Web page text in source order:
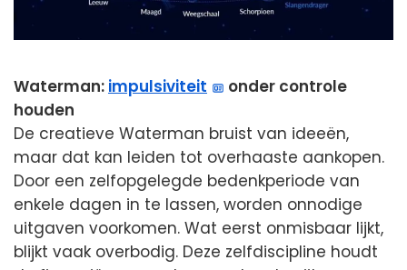
Waterman: impulsiviteit
onder controle
houden
De creatieve Waterman bruist van ideeën,
maar dat kan leiden tot overhaaste aankopen.
Door een zelfopgelegde bedenkperiode van
enkele dagen in te lassen, worden onnodige
uitgaven voorkomen. Wat eerst onmisbaar lijkt,
blijkt vaak overbodig. Deze zelfdiscipline houdt